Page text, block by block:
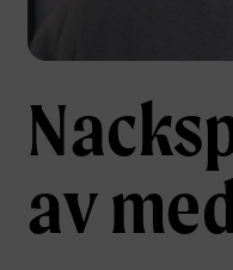
av